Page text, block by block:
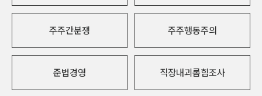
주주간분쟁 주주행동주의
준법경영 직장내괴롭힘조사